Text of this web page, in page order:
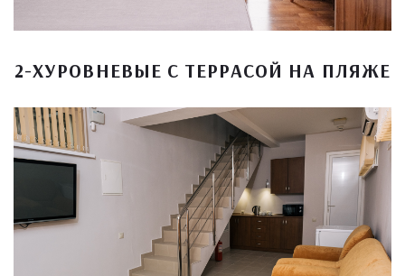
2-ХУРОВНЕВЫЕ С ТЕРРАСОЙ НА ПЛЯЖЕ